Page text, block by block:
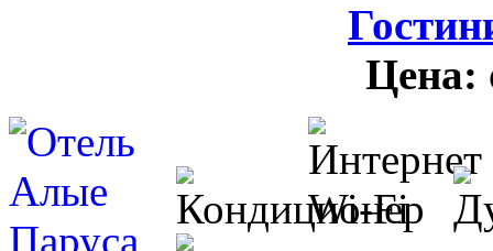
Цена: